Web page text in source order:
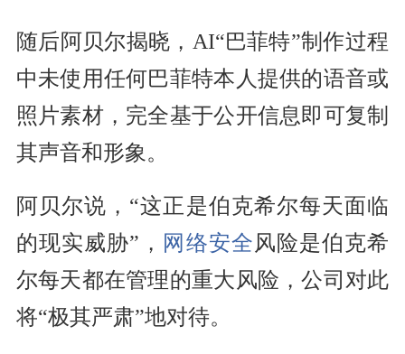
随后阿贝尔揭晓，AI“巴菲特”制作过程
中未使用任何巴菲特本人提供的语音或
照片素材，完全基于公开信息即可复制
其声音和形象。
阿贝尔说，“这正是伯克希尔每天面临
的现实威胁”， 网络安全风险是伯克希
尔每天都在管理的重大风险，公司对此
将“极其严肃”地对待。